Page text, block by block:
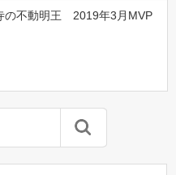
の不動明王 2019年3月MVP